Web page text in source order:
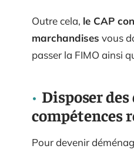
Outre cela, le CAP
marchandises vous
passer la FIMO ainsi
Disposer
compétences
Pour devenir